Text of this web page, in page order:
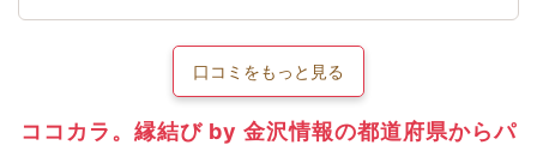
口コミをもっと見る
ココカラ。縁結び by 金沢情報の都道府県からパ